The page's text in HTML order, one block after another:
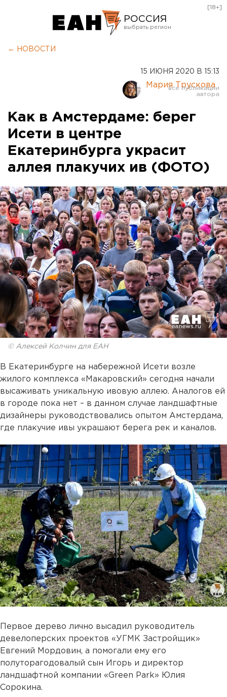
РОССИЯ
Курган
Оренбург
[18+]
← НОВОСТИ
15 ИЮНЯ 2020 В 15:13
Мария Трускова
Как в Амстердаме: берег
Исети в центре
Екатеринбурга украсит
аллея плакучих ив (ФОТО)
© Алексей Колчин для ЕАН
В Екатеринбурге на набережной Исети возле
жилого комплекса «Макаровский» сегодня начали
высаживать уникальную ивовую аллею. Аналогов ей
в городе пока нет – в данном случае ландшафтные
дизайнеры руководствовались опытом Амстердама,
где плакучие ивы украшают берега рек и каналов.
Первое дерево лично высадил руководитель
девелоперских проектов «УГМК Застройщик»
Евгений Мордовин, а помогали ему его
полуторагодовалый сын Игорь и директор
ландшафтной компании «Green Park» Юлия
Сорокина.